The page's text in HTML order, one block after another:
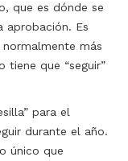
que es dónde se
aprobación. Es
más
tiene que “seguir”
para el
durante el año.
único que